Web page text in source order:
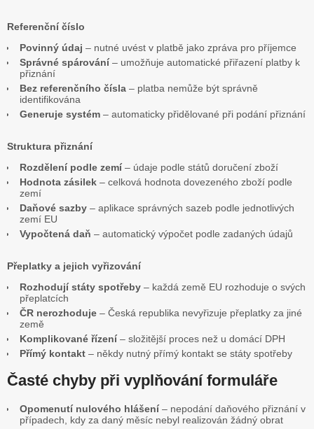
Referenční číslo
Povinný údaj – nutné uvést v platbě jako zpráva pro příjemce
Správné spárování– umožňuje automatické přiřazení platby k
přiznání
Bez referenčního čísla – platba nemůže být správně
identifikována
Generuje systém – automaticky přidělované při podání přiznání
Struktura přiznání
Rozdělení podle zemí– údaje podle států doručení zboží
Hodnota zásilek – celková hodnota dovezeného zboží podle
zemí
Daňové sazby – aplikace správných sazeb podle jednotlivých
zemí EU
Vypočtená daň – automatický výpočet podle zadaných údajů
Přeplatky a jejich vyřizování
Rozhodují státy spotřeby – každá země EU rozhoduje o svých
přeplatcích
ČR nerozhoduje – Česká republika nevyřizuje přeplatky za jiné
země
Komplikované řízení– složitější proces než u domácí DPH
Přímý kontakt – někdy nutný přímý kontakt se státy spotřeby
Časté chyby při vyplňování formuláře
Opomenutí nulového hlášení– nepodání daňového přiznání v
případech, kdy za daný měsíc nebyl realizován žádný obrat